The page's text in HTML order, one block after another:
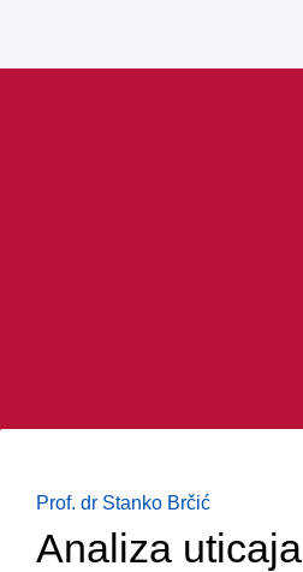
Prof. dr Stanko Brčić
Analiza uticaja